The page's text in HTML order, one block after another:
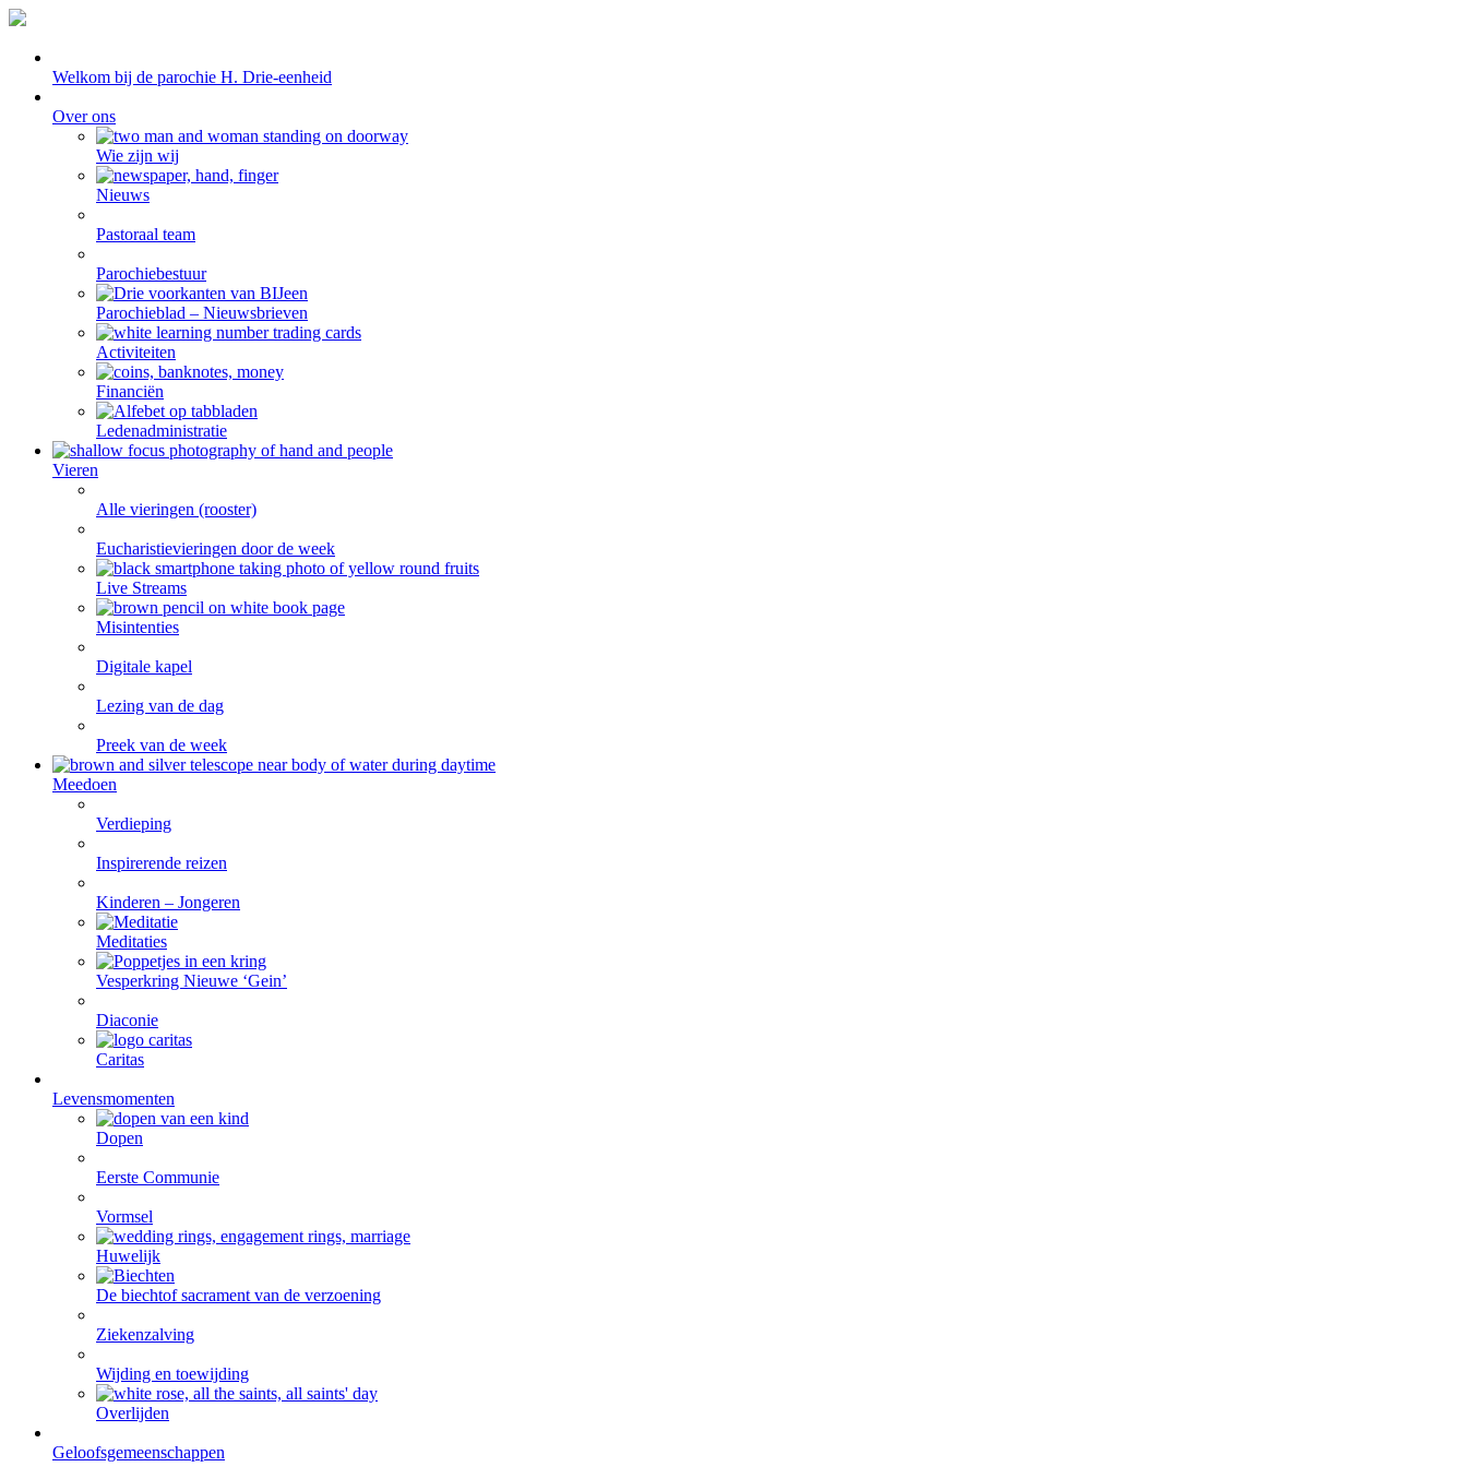
Welkom bij de parochie H. Drie-eenheid
Over ons
Wie zijn wij
Nieuws
Pastoraal team
Parochiebestuur
Parochieblad – Nieuwsbrieven
Activiteiten
Financiën
Ledenadministratie
Vieren
Alle vieringen (rooster)
Eucharistievieringen door de week
Live Streams
Misintenties
Digitale kapel
Lezing van de dag
Preek van de week
Meedoen
Verdieping
Inspirerende reizen
Kinderen – Jongeren
Meditaties
Vesperkring Nieuwe ‘Gein’
Diaconie
Caritas
Levensmomenten
Dopen
Eerste Communie
Vormsel
Huwelijk
De biechtof sacrament van de verzoening
Ziekenzalving
Wijding en toewijding
Overlijden
Geloofsgemeenschappen